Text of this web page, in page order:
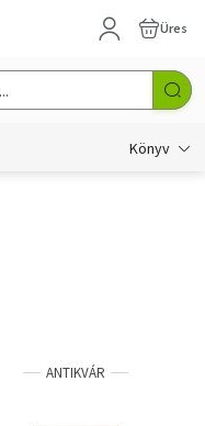
Üres
Könyv
ANTIKVÁR